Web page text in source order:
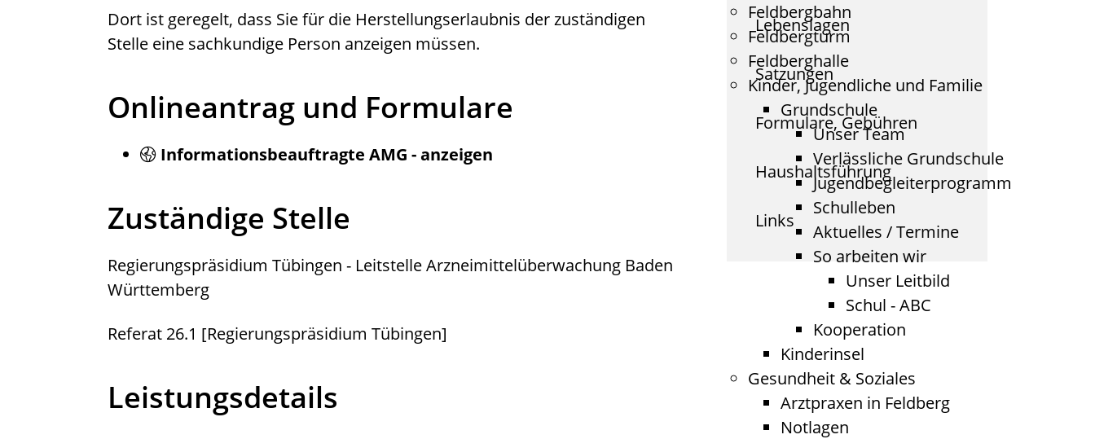
Feldbergbahn
Feldbergturm
Feldberghalle
Kinder, Jugendliche und Familie
Grundschule
Unser Team
Verlässliche Grundschule
Jugendbegleiterprogramm
Schulleben
Aktuelles / Termine
So arbeiten wir
Unser Leitbild
Schul - ABC
Kooperation
Kinderinsel
Gesundheit & Soziales
Arztpraxen in Feldberg
Notlagen
Dort ist geregelt, dass Sie für die Herstellungserlaubnis der zuständigen
Stelle eine sachkundige Person anzeigen müssen.
Onlineantrag und Formulare
Informationsbeauftragte AMG - anzeigen
Zuständige Stelle
Regierungspräsidium Tübingen - Leitstelle Arzneimittelüberwachung Baden
Württemberg
Referat 26.1 [Regierungspräsidium Tübingen]
Leistungsdetails
Lebenslagen
Satzungen
Formulare, Gebühren
Haushaltsführung
Links